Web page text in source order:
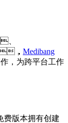
、
， Medibang
，为跨平台工作
费版本拥有创建